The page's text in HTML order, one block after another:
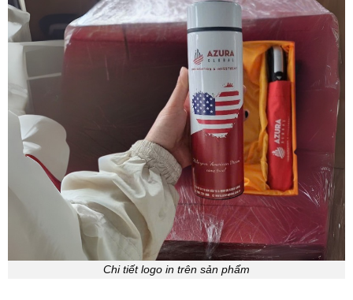
Chi tiết logo in trên sản phẩm